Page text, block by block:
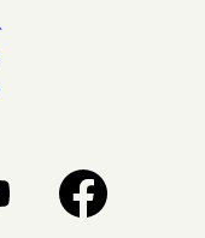
nouvel onglet.
dans un nouvel
S’ouvre dans